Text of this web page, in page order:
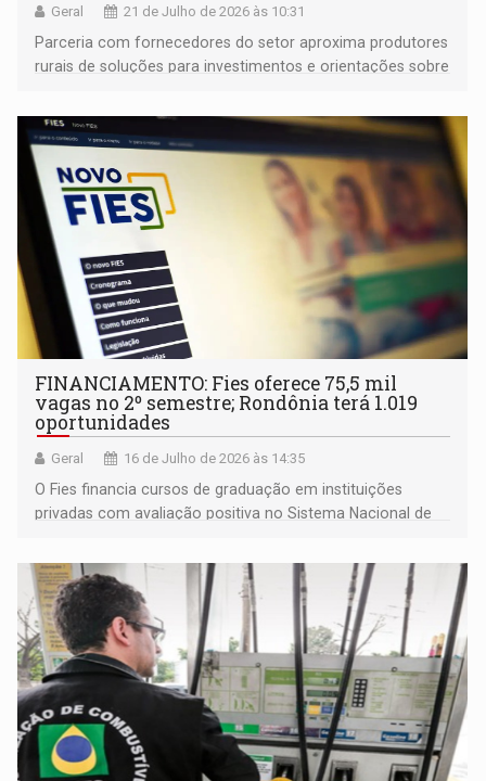
Geral 21 de Julho de 2026 às 10:31
Parceria com fornecedores do setor aproxima produtores
rurais de soluções para investimentos e orientações sobre
FINANCIAMENTO: Fies oferece 75,5 mil
vagas no 2º semestre; Rondônia terá 1.019
oportunidades
Geral 16 de Julho de 2026 às 14:35
O Fies financia cursos de graduação em instituições
privadas com avaliação positiva no Sistema Nacional de